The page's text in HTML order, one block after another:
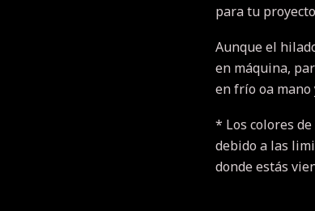
para tu
Aunque el
en máquina,
en frío oa
* Los colores
debido a las
donde estás